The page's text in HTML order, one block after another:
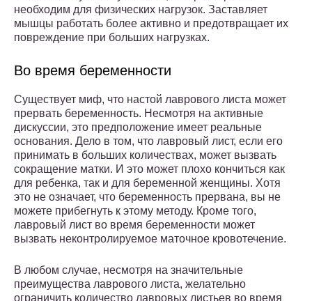
необходим для физических нагрузок. Заставляет
мышцы работать более активно и предотвращает их
повреждение при больших нагрузках.
Во время беременности
Существует миф, что настой лаврового листа может
прервать беременность. Несмотря на активные
дискуссии, это предположение имеет реальные
основания. Дело в том, что лавровый лист, если его
принимать в больших количествах, может вызвать
сокращение матки. И это может плохо кончиться как
для ребенка, так и для беременной женщины. Хотя
это не означает, что беременность прервана, вы не
можете прибегнуть к этому методу. Кроме того,
лавровый лист во время беременности может
вызвать неконтролируемое маточное кровотечение.
В любом случае, несмотря на значительные
преимущества лаврового листа, желательно
ограничить количество лавровых листьев во время